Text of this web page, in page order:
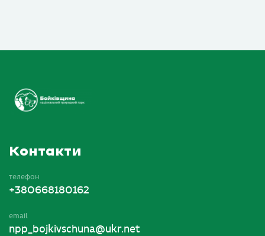
Контакти
телефон
+380668180162
email
npp_bojkivschuna@ukr.net